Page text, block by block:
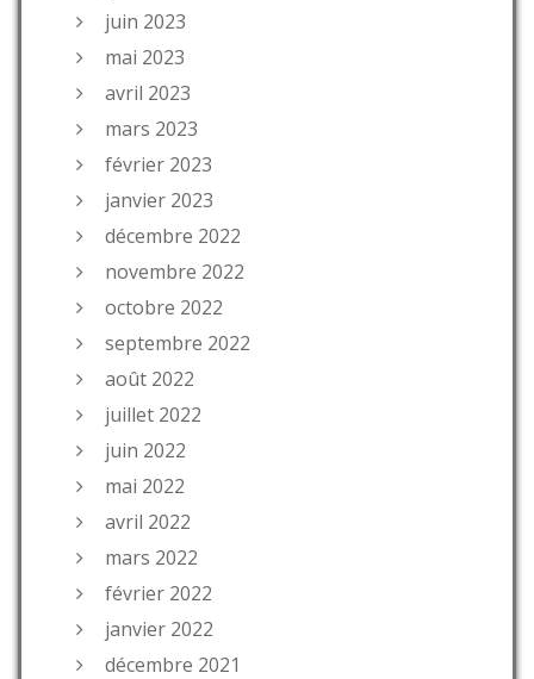
juin 2023
mai 2023
avril 2023
mars 2023
février 2023
janvier 2023
décembre 2022
novembre 2022
octobre 2022
septembre 2022
août 2022
juillet 2022
juin 2022
mai 2022
avril 2022
mars 2022
février 2022
janvier 2022
décembre 2021